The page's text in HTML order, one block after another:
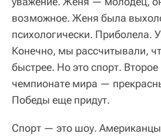
возможное. Женя была
психологически. Приболела.
Конечно, мы рассчитывали,
быстрее. Но это спорт. Второе
чемпионате мира —
Победы еще придут.
Спорт — это шоу. Американцы